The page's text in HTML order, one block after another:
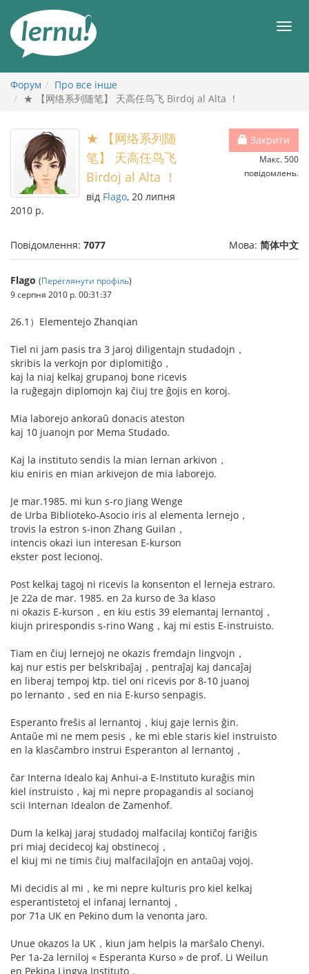
змісту
Форум
Про все інше
★ 【网络系列随笔】 天高任鸟飞 Birdoj al Alta ！
Закрити
Макс. 500
повідомлень.
★ 【网络系列随
笔】 天高任鸟飞
Birdoj al Alta ！
від Flago, 20 липня
2010 р.
Повідомлення: 7077 Мова: 简体中文
Flago (Переглянути профіль)
9 серпня 2010 р. 00:31:37
26.1）Elementejo Zhanqian
Tiel ni jam pasis tra 3 jaroj diligentajn studadojn，
skribis la verkojn por diplomitiĝo，
kaj la niaj kelkaj grupanoj bone ricevis
la ruĝegajn diplomojn kaj ĉiuj tre ĝojis en koroj.
Mia laborejo ankoraŭ donacis ateston
kaj 10 juanojn por Mema Studado.
Kaj la instituto sendis la mian lernan arkivon，
kiu eniris en mian arkivejon de mia laborejo.
Je mar.1985. mi kun s-ro Jiang Wenge
de Urba Biblioteko-Asocio iris al elementa lernejo，
trovis la estron s-inon Zhang Guilan，
intencis okazi iun interesan E-kurson
ekster post lecionoj.
Post kelkaj tagoj ni ricevis la konsenton el lerneja estraro.
Je 22a de mar. 1985. en 2a kurso de 3a klaso
ni okazis E-kurson，en kiu estis 39 elemantaj lernantoj，
kiujn prirespondis s-rino Wang，kaj mi estis E-instruisto.
Tiam en ĉiuj lernejoj ne okazis fremdajn lingvojn，
kaj nur estis per belskribaĵaj，pentraĵaj kaj dancaĵaj
en liberaj tempoj ktp. tiel oni ricevis por 8-10 juanoj
po lernanto，sed en nia E-kurso senpagis.
Esperanto freŝis al lernantoj，kiuj gaje lernis ĝin.
Antaŭe mi ne mem pesis，ke mi eble staris kiel instruisto
en la klasĉambro instrui Esperanton al lernantoj，
ĉar Interna Idealo kaj Anhui-a E-Instituto kuraĝis min
kiel instruisto，kaj mi nepre propagandis al socianoj
scii Internan Idealon de Zamenhof.
Dum la kelkaj jaraj studadoj malfacilaj kontiĉoj fariĝis
pri miaj decidecoj kaj obstinecoj，
el kiuj mi ne timis ĉiuj malfacilaĵojn en antaŭaj vojoj.
Mi decidis al mi，ke mi nepre kulturis pro kiel kelkaj
esperantistetoj el infanaj lernantoj，
por 71a UK en Pekino dum la venonta jaro.
Unue okazos la UK，kiun jam helpis la marŝalo Chenyi.
Per 1a-2a lerniloj « Esperanta Kurso » de prof. Li Weilun
en Pekina Lingva Instituto，